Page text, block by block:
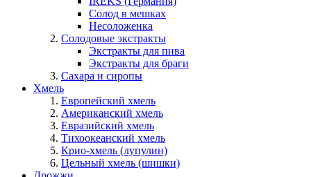
Солод в мешках
Несоложенка
Солодовые экстракты
Экстракты для пива
Экстракты для браги
Сахара и сиропы
Хмель
Европейский хмель
Американский хмель
Евразийский хмель
Тихоокеанский хмель
Крио-хмель (лупулин)
Цельный хмель (шишки)